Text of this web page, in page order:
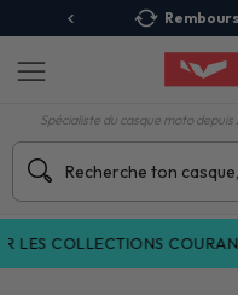
Spécialiste du casque moto
COLLECTIONS